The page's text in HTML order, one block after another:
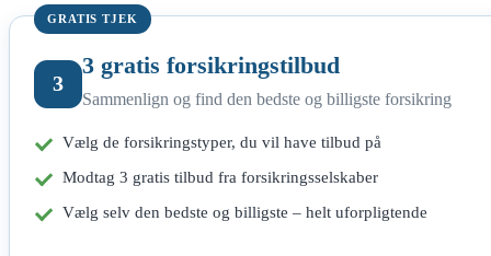
GRATIS TJEK
3
3 gratis forsikringstilbud
Sammenlign og find den bedste og billigste forsikring
Vælg de forsikringstyper, du vil have tilbud på
Modtag 3 gratis tilbud fra forsikringsselskaber
Vælg selv den bedste og billigste – helt uforpligtende